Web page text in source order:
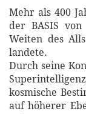
Mehr als 400
der BASIS
Weiten des
landete.
Durch seine
kosmische
auf höherer